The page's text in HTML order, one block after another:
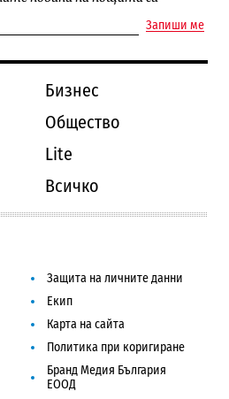
Запиши ме
Бизнес
Общество
Lite
Всичко
Защита на личните данни
Екип
Карта на сайта
Политика при коригиране
Бранд Медия България
ЕООД